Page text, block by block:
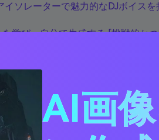
イソレーターで魅力的なDJボイスを
学び、自分で生成する [挑戦的か
トを音声に変
イン DJ ボイ
AI画